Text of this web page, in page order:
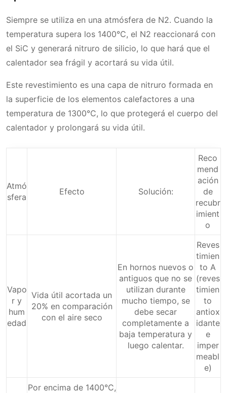
Siempre se utiliza en una atmósfera de N2. Cuando la
temperatura supera los 1400°C, el N2 reaccionará con
el SiC y generará nitruro de silicio, lo que hará que el
calentador sea frágil y acortará su vida útil.
Este revestimiento es una capa de nitruro formada en
la superficie de los elementos calefactores a una
temperatura de 1300°C, lo que protegerá el cuerpo del
calentador y prolongará su vida útil.
Atmó
sfera
Efecto Solución:
Reco
mend
ación
de
recubr
imient
o
Vapo
r y
hum
edad
Vida útil acortada un
20% en comparación
con el aire seco
En hornos nuevos o
antiguos que no se
utilizan durante
mucho tiempo, se
debe secar
completamente a
baja temperatura y
luego calentar.
Reves
timien
to A
(reves
timien
to
antiox
idante
e
imper
meabl
e)
Por encima de 1400°C,